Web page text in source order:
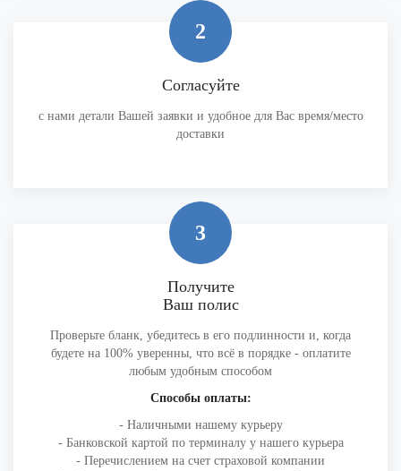
2
Согласуйте
с нами детали Вашей заявки и удобное для Вас время/место
доставки
3
Получите
Ваш полис
Проверьте бланк, убедитесь в его подлинности и, когда
будете на 100% уверенны, что всё в порядке - оплатите
любым удобным способом
Способы оплаты:
- Наличными нашему курьеру
- Банковской картой по терминалу у нашего курьера
- Перечислением на счет страховой компании